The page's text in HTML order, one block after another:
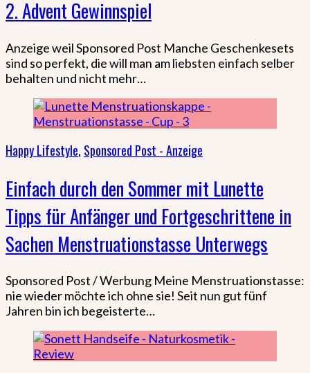
2. Advent Gewinnspiel
Anzeige weil Sponsored Post Manche Geschenkesets
sind so perfekt, die will man am liebsten einfach selber
behalten und nicht mehr…
Happy Lifestyle, Sponsored Post - Anzeige
Einfach durch den Sommer mit Lunette
Tipps für Anfänger und Fortgeschrittene in
Sachen Menstruationstasse Unterwegs
Sponsored Post / Werbung Meine Menstruationstasse:
nie wieder möchte ich ohne sie! Seit nun gut fünf
Jahren bin ich begeisterte…